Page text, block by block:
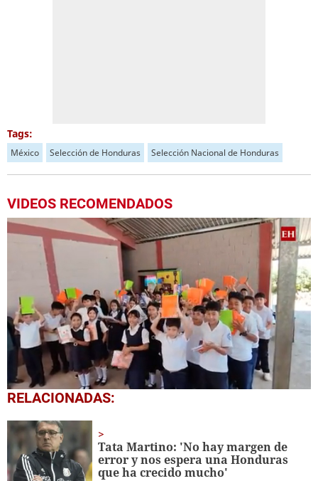
Tags:
México Selección de Honduras Selección Nacional de Honduras
VIDEOS RECOMENDADOS
0
of
minute,
56
seconds
RELACIONADAS:
Tata Martino: 'No hay margen de
error y nos espera una Honduras
que ha crecido mucho'